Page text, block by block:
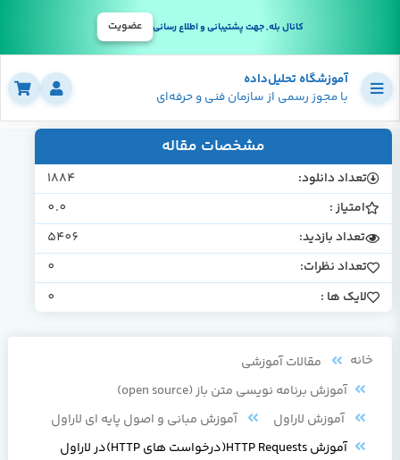
کانال بله, جهت پشتیبانی و اطلاع رسانی عضویت
آموزشگاه تحلیل‌داده
با مجوز رسمی از سازمان فنی و حرفه‌ای
مشخصات مقاله
تعداد دانلود:
1884
امتیاز :
0.0
تعداد بازدید:
5406
تعداد نظرات:
0
لایک ها :
0
خانه
مقالات آموزشی
آموزش برنامه نویسی متن باز (open source)
آموزش لاراول
آموزش مبانی و اصول پایه ای لاراول
آموزش HTTP Requests(درخواست های HTTP)در لاراول